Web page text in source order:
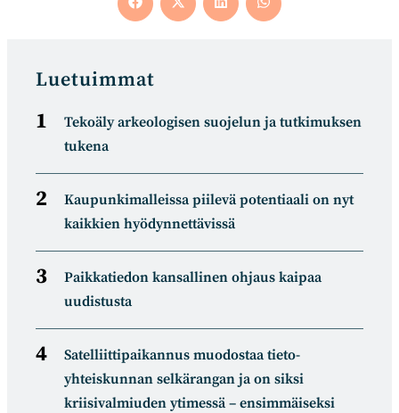
Opens
in
Opens
in
Opens
in
Opens
in
Luetuimmat
Tekoäly arkeologisen suojelun ja tutkimuksen
tukena
Kaupunkimalleissa piilevä potentiaali on nyt
kaikkien hyödynnettävissä
Paikkatiedon kansallinen ohjaus kaipaa
uudistusta
Satelliitti­paikannus muodostaa tieto­
yhteiskunnan selkä­rangan ja on siksi
kriisivalmiuden ytimessä – ensimmäiseksi